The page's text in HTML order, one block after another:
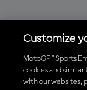
Customize
MotoGP™ Sports
cookies and
with our websites,